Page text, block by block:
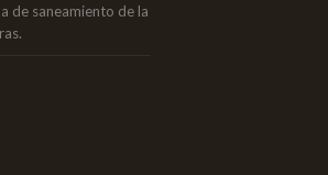
de saneamiento de la